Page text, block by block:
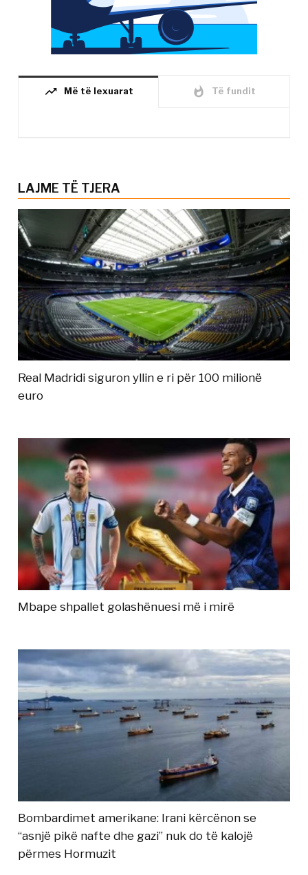
trending_up Më të lexuarat whatshot Të fundit
LAJME TË TJERA
Real Madridi siguron yllin e ri për 100 milionë
euro
Mbape shpallet golashënuesi më i mirë
Bombardimet amerikane: Irani kërcënon se
“asnjë pikë nafte dhe gazi” nuk do të kalojë
përmes Hormuzit